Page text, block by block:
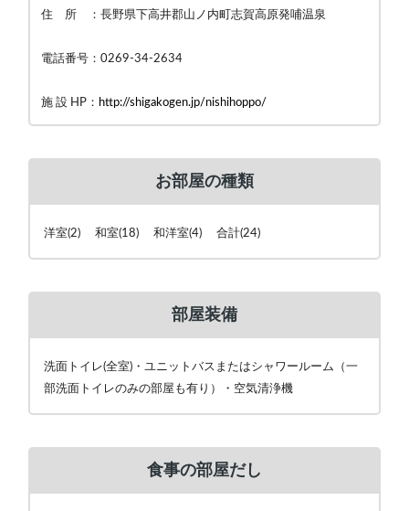
住 所 ：長野県下高井郡山ノ内町志賀高原発哺温泉
電話番号：0269-34-2634
施 設 HP： http://shigakogen.jp/nishihoppo/
お部屋の種類
洋室(2) 和室(18) 和洋室(4) 合計(24)
部屋装備
洗面トイレ(全室)・ユニットバスまたはシャワールーム（一
部洗面トイレのみの部屋も有り）・空気清浄機
食事の部屋だし